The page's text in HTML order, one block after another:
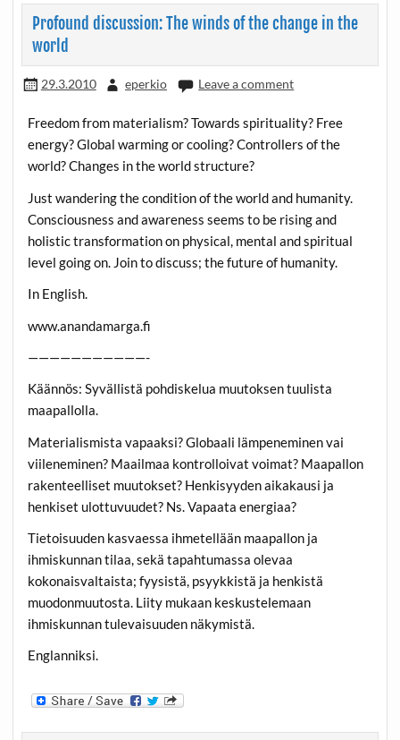
Profound discussion: The winds of the change in the
world
29.3.2010 eperkio Leave a comment
Freedom from materialism? Towards spirituality? Free
energy? Global warming or cooling? Controllers of the
world? Changes in the world structure?
Just wandering the condition of the world and humanity.
Consciousness and awareness seems to be rising and
holistic transformation on physical, mental and spiritual
level going on. Join to discuss; the future of humanity.
In English.
www.anandamarga.fi
———————————-
Käännös: Syvällistä pohdiskelua muutoksen tuulista
maapallolla.
Materialismista vapaaksi? Globaali lämpeneminen vai
viileneminen? Maailmaa kontrolloivat voimat? Maapallon
rakenteelliset muutokset? Henkisyyden aikakausi ja
henkiset ulottuvuudet? Ns. Vapaata energiaa?
Tietoisuuden kasvaessa ihmetellään maapallon ja
ihmiskunnan tilaa, sekä tapahtumassa olevaa
kokonaisvaltaista; fyysistä, psyykkistä ja henkistä
muodonmuutosta. Liity mukaan keskustelemaan
ihmiskunnan tulevaisuuden näkymistä.
Englanniksi.